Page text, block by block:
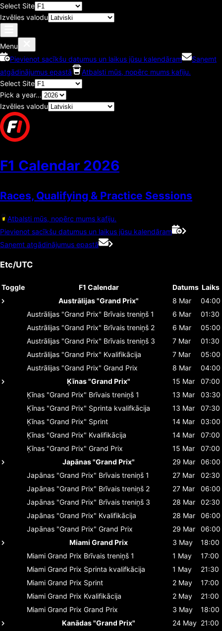
Select Site
Izvēlies valodu
Menu
Pievienot sacīkšu datumus un laikus jūsu kalendāram
Saņemt
atgādinājumus epastā
Atbalsti mūs, nopērc mums kafiju.
Select Site
Pick a year...
Izvēlies valodu
F1 Calendar 2026
Races, Qualifying & Practice Sessions
Atbalsti mūs, nopērc mums kafiju.
Pievienot sacīkšu datumus un laikus jūsu kalendāram
Saņemt atgādinājumus epastā
Etc/UTC
Toggle F1 Calendar Datums Laiks
Austrālijas "Grand Prix"
8 Mar
04:00
Austrālijas "Grand Prix" Brīvais treniņš 1 6 Mar
01:30
Austrālijas "Grand Prix" Brīvais treniņš 2 6 Mar
05:00
Austrālijas "Grand Prix" Brīvais treniņš 3 7 Mar
01:30
Austrālijas "Grand Prix" Kvalifikācija 7 Mar
05:00
Austrālijas "Grand Prix" Grand Prix 8 Mar
04:00
Ķīnas "Grand Prix"
15 Mar
07:00
Ķīnas "Grand Prix" Brīvais treniņš 1 13 Mar
03:30
Ķīnas "Grand Prix" Sprinta kvalifkācija 13 Mar
07:30
Ķīnas "Grand Prix" Sprint 14 Mar
03:00
Ķīnas "Grand Prix" Kvalifikācija 14 Mar
07:00
Ķīnas "Grand Prix" Grand Prix 15 Mar
07:00
Japānas "Grand Prix"
29 Mar
06:00
Japānas "Grand Prix" Brīvais treniņš 1 27 Mar
02:30
Japānas "Grand Prix" Brīvais treniņš 2 27 Mar
06:00
Japānas "Grand Prix" Brīvais treniņš 3 28 Mar
02:30
Japānas "Grand Prix" Kvalifikācija 28 Mar
06:00
Japānas "Grand Prix" Grand Prix 29 Mar
06:00
Miami Grand Prix
3 May
18:00
Miami Grand Prix Brīvais treniņš 1 1 May
17:00
Miami Grand Prix Sprinta kvalifkācija 1 May
21:30
Miami Grand Prix Sprint 2 May
17:00
Miami Grand Prix Kvalifikācija 2 May
21:00
Miami Grand Prix Grand Prix 3 May
18:00
Kanādas "Grand Prix"
24 May 21:00